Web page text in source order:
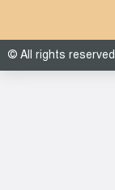
© All rights